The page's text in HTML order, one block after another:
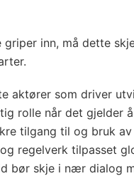
griper inn, må dette
aktører som driver
rolle når det gjelder
tilgang til og bruk
regelverk tilpasset
bør skje i nær dialog